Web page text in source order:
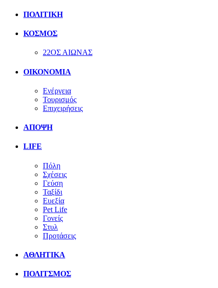
ΠΟΛΙΤΙΚΗ
ΚΟΣΜΟΣ
22ΟΣ ΑΙΩΝΑΣ
ΟΙΚΟΝΟΜΙΑ
Ενέργεια
Τουρισμός
Επιχειρήσεις
ΑΠΟΨΗ
LIFE
Πόλη
Σχέσεις
Γεύση
Ταξίδι
Ευεξία
Pet Life
Γονείς
Στυλ
Προτάσεις
ΑΘΛΗΤΙΚΑ
ΠΟΛΙΤΣΜΟΣ